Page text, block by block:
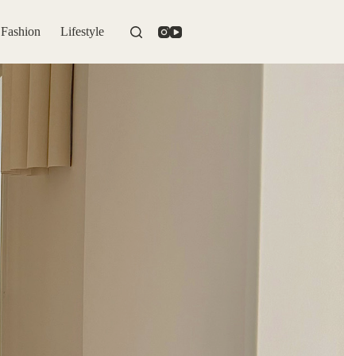
Fashion Lifestyle